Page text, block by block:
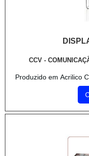
CCV -
Produzido em Acrilico